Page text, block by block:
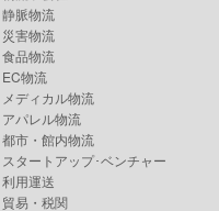
静脈物流
災害物流
食品物流
EC物流
メディカル物流
アパレル物流
都市・館内物流
スタートアップ･ベンチャー
利用運送
貿易・税関